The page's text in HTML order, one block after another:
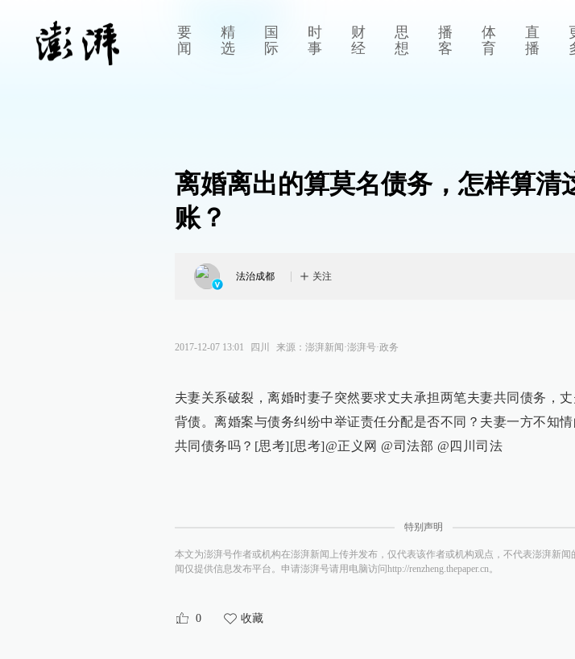
要
闻
精
选
国
际
时
事
财
经
思
想
播
客
体
育
直
播
离婚离出的算莫名债务，怎样算清
账？
法治成都 关注
2017-12-07 13:01 四川 来源： 澎湃新闻·澎湃号·政务
夫妻关系破裂，离婚时妻子突然要求丈夫承担两笔夫妻共同债务，
背债。离婚案与债务纠纷中举证责任分配是否不同？夫妻一方不知
共同债务吗？[思考][思考]@正义网 @司法部 @四川司法
特别声明
本文为澎湃号作者或机构在澎湃新闻上传并发布，仅代表该作者或机构观点，不代表澎湃新闻
闻仅提供信息发布平台。申请澎湃号请用电脑访问http://renzheng.thepaper.cn。
0 收藏